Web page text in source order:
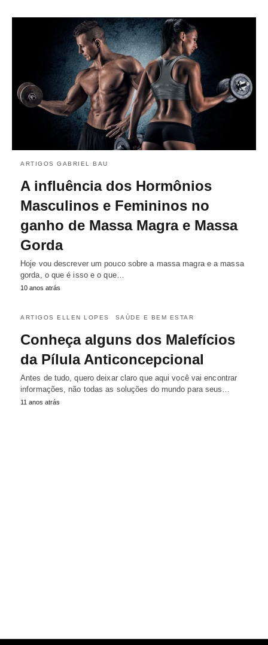
ARTIGOS GABRIEL BAU
A influência dos Hormônios
Masculinos e Femininos no
ganho de Massa Magra e Massa
Gorda
Hoje vou descrever um pouco sobre a massa magra e a massa
gorda, o que é isso e o que…
10 anos atrás
ARTIGOS ELLEN LOPES SAÚDE E BEM ESTAR
Conheça alguns dos Malefícios
da Pílula Anticoncepcional
Antes de tudo, quero deixar claro que aqui você vai encontrar
informações, não todas as soluções do mundo para seus…
11 anos atrás